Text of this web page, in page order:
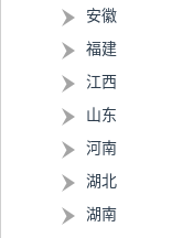
安徽
福建
江西
山东
河南
湖北
湖南